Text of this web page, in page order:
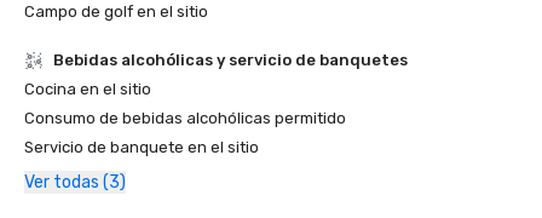
Campo de golf en el sitio
Bebidas alcohólicas y servicio de banquetes
Cocina en el sitio
Consumo de bebidas alcohólicas permitido
Servicio de banquete en el sitio
Ver todas (3)